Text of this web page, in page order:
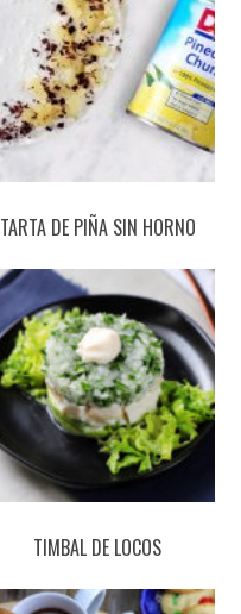
TARTA DE PIÑA SIN HORNO
TIMBAL DE LOCOS